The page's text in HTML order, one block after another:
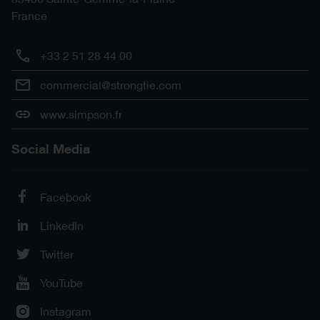
France
+33 2 51 28 44 00
commercial@strongtie.com
www.simpson.fr
Social Media
Facebook
LinkedIn
Twitter
YouTube
Instagram